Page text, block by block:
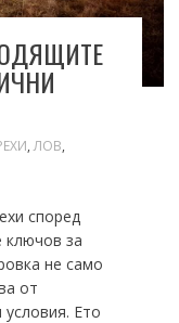
,ЛОВ,
според
ключов за
не само
от
Ето